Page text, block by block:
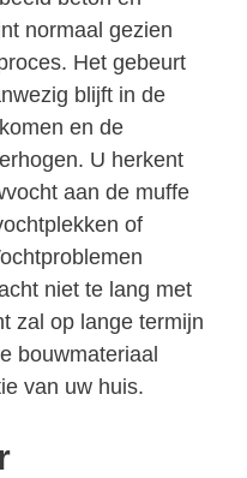
normaal gezien
Het gebeurt
blijft in de
en de
U herkent
aan de muffe
of
niet te lang met
zal op lange termijn
bouwmateriaal
van uw huis.